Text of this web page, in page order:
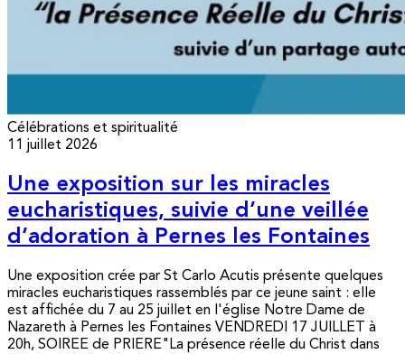
Célébrations et spiritualité
11 juillet 2026
Une exposition sur les miracles
eucharistiques, suivie d’une veillée
d’adoration à Pernes les Fontaines
Une exposition crée par St Carlo Acutis présente quelques
miracles eucharistiques rassemblés par ce jeune saint : elle
est affichée du 7 au 25 juillet en l'église Notre Dame de
Nazareth à Pernes les Fontaines VENDREDI 17 JUILLET à
20h, SOIREE de PRIERE"La présence réelle du Christ dans